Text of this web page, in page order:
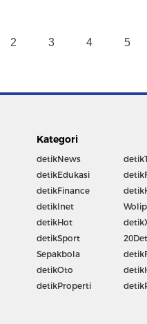
2 3 4 5
Kategori
detikNews
detikEdukasi
detikFinance
detikInet
detikHot
detikSport
Sepakbola
detikOto
detikProperti